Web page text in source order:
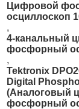
Цифровой
осциллоскоп
,
4-канальный
фосфорный
,
Tektronix
Digital
(Аналоговый
фосфорный